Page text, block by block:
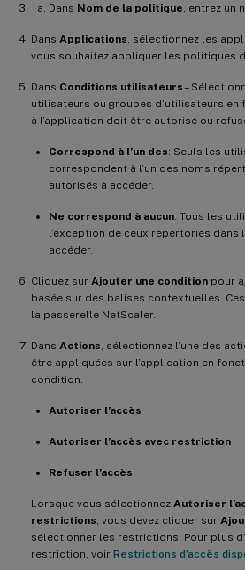
Dans Nom de la politique, entrez un
Dans Applications, sélectionnez les
vous souhaitez appliquer les politiques
Dans Conditions utilisateurs–
utilisateurs ou groupes d’utilisateurs en
à l’application doit être autorisé ou
Correspond à l’un des: Seuls les
correspondent à l’un des noms
autorisés à accéder.
Ne correspond à aucun: Tous les
l’exception de ceux répertoriés dans
accéder.
Cliquez sur Ajouter une condition pour
basée sur des balises contextuelles.
la passerelle NetScaler.
Dans Actions, sélectionnez l’une des
être appliquées sur l’application en
condition.
Autoriser l’accès
Autoriser l’accès avec restriction
Refuser l’accès
Lorsque vous sélectionnez Autoriser
restrictions, vous devez cliquer sur
sélectionner les restrictions. Pour plus
restriction, voir Restrictions d’accès